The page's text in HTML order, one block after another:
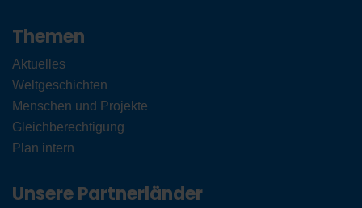
Themen
Aktuelles
Weltgeschichten
Menschen und Projekte
Gleichberechtigung
Plan intern
Unsere Partnerländer